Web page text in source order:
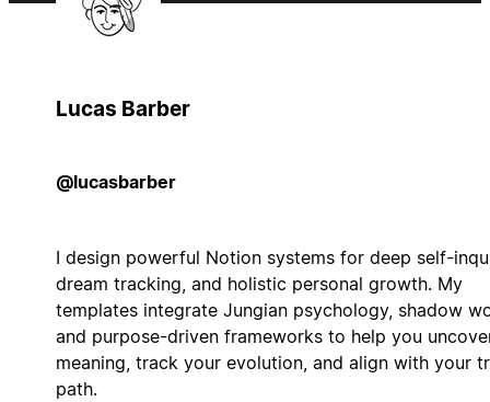
Lucas Barber
@lucasbarber
I design powerful Notion systems for deep self-
dream tracking, and holistic personal growth. My
templates integrate Jungian psychology, shadow
and purpose-driven frameworks to help you
meaning, track your evolution, and align with your
path.